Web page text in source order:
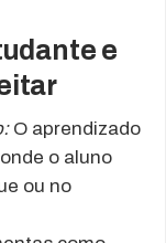
e
O aprendizado
o aluno
ou no